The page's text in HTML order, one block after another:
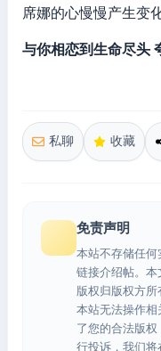
席娜的心慢慢产生变化
与你相恋到生命尽头
私聊 收藏
免责声明
本站不存储任何
链接介绍帖。
版权归版权方
本站无法操作
了您的合法版
行投诉，我们将